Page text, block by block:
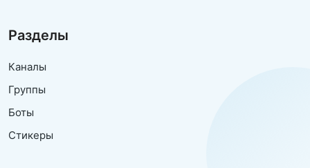
Разделы
Каналы
Группы
Боты
Стикеры